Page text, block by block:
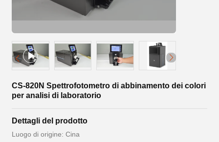
CS-820N Spettrofotometro di abbinamento dei colori
per analisi di laboratorio
Dettagli del prodotto
Luogo di origine: Cina